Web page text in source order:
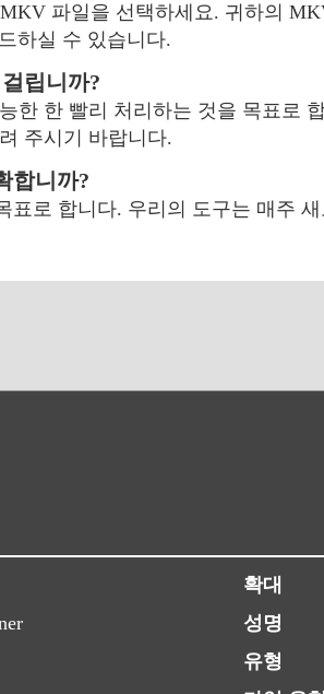
파일을 선택하세요. 귀하의
하실 수 있습니다.
립니까?
한 한 빨리 처리하는 것을 목표로
주시기 바랍니다.
합니까?
표로 합니다. 우리의 도구는 매주
확대
성명
유형